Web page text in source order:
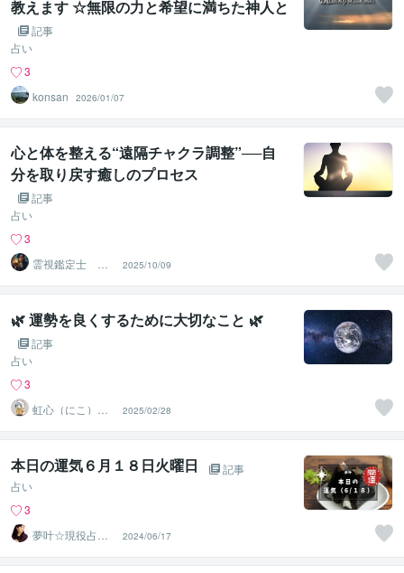
教えます ☆無限の力と希望に満ちた神人と
しての貴方を思い出すマントラ☆
記事
占い
3
konsan
2026/01/07
心と体を整える“遠隔チャクラ調整”──自
分を取り戻す癒しのプロセス
記事
占い
3
霊視鑑定士 昴
流（すばる）※ブ
ログ更新中
2025/10/09
🌿 運勢を良くするために大切なこと 🌿
記事
占い
3
虹心（にこ）＠
香りと愛の導き
鑑定師
2025/02/28
本日の運気６月１８日火曜日
記事
占い
3
夢叶☆現役占い
師・開運メッセ
ンジャー
2024/06/17